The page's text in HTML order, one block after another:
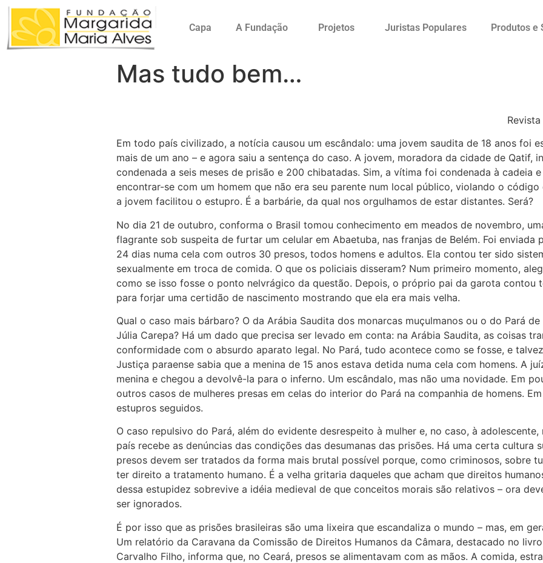
Capa A Fundação Projetos Juristas Populares Produtos e
Mas tudo bem…
Em todo país civilizado, a notícia causou um escândalo: uma jovem saudita de 18 anos foi
mais de um ano – e agora saiu a sentença do caso. A jovem, moradora da cidade de Qatif,
condenada a seis meses de prisão e 200 chibatadas. Sim, a vítima foi condenada à cadeia
encontrar-se com um homem que não era seu parente num local público, violando o
a jovem facilitou o estupro. É a barbárie, da qual nos orgulhamos de estar distantes. Será?
No dia 21 de outubro, conforma o Brasil tomou conhecimento em meados de novembro,
flagrante sob suspeita de furtar um celular em Abaetuba, nas franjas de Belém. Foi enviada
24 dias numa cela com outros 30 presos, todos homens e adultos. Ela contou ter sido
sexualmente em troca de comida. O que os policiais disseram? Num primeiro momento,
como se isso fosse o ponto nelvrágico da questão. Depois, o próprio pai da garota contou
para forjar uma certidão de nascimento mostrando que ela era mais velha.
Qual o caso mais bárbaro? O da Arábia Saudita dos monarcas muçulmanos ou o do Pará
Júlia Carepa? Há um dado que precisa ser levado em conta: na Arábia Saudita, as coisas
conformidade com o absurdo aparato legal. No Pará, tudo acontece como se fosse, e
Justiça paraense sabia que a menina de 15 anos estava detida numa cela com homens. A
menina e chegou a devolvê-la para o inferno. Um escândalo, mas não uma novidade. Em
outros casos de mulheres presas em celas do interior do Pará na companhia de homens.
estupros seguidos.
O caso repulsivo do Pará, além do evidente desrespeito à mulher e, no caso, à
país recebe as denúncias das condições das desumanas das prisões. Há uma certa cultura
presos devem ser tratados da forma mais brutal possível porque, como criminosos, sobre
ter direito a tratamento humano. É a velha gritaria daqueles que acham que direitos
dessa estupidez sobrevive a idéia medieval de que conceitos morais são relativos – ora
ser ignorados.
É por isso que as prisões brasileiras são uma lixeira que escandaliza o mundo – mas, em
Um relatório da Caravana da Comissão de Direitos Humanos da Câmara, destacado no
Carvalho Filho, informa que, no Ceará, presos se alimentavam com as mãos. A comida,